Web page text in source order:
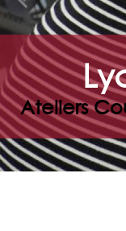
Ateliers